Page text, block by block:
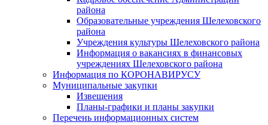
района
Образовательные учреждения Шелеховского
района
Учреждения культуры Шелеховского района
Информация о вакансиях в финансовых
учреждениях Шелеховского района
Информация по КОРОНАВИРУСУ
Муниципальные закупки
Извещения
Планы-графики и планы закупки
Перечень информационных систем